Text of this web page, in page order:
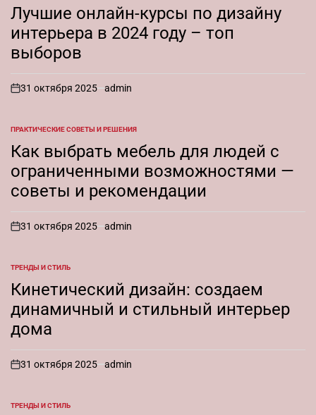
В
Лучшие онлайн-курсы по дизайну
интерьера в 2024 году – топ
выборов
on
31 октября 2025 admin
ОПУБЛИКОВАНО
В
ПРАКТИЧЕСКИЕ СОВЕТЫ И РЕШЕНИЯ
Как выбрать мебель для людей с
ограниченными возможностями —
советы и рекомендации
on
31 октября 2025 admin
ОПУБЛИКОВАНО
В
ТРЕНДЫ И СТИЛЬ
Кинетический дизайн: создаем
динамичный и стильный интерьер
дома
on
31 октября 2025 admin
ОПУБЛИКОВАНО
ТРЕНДЫ И СТИЛЬ